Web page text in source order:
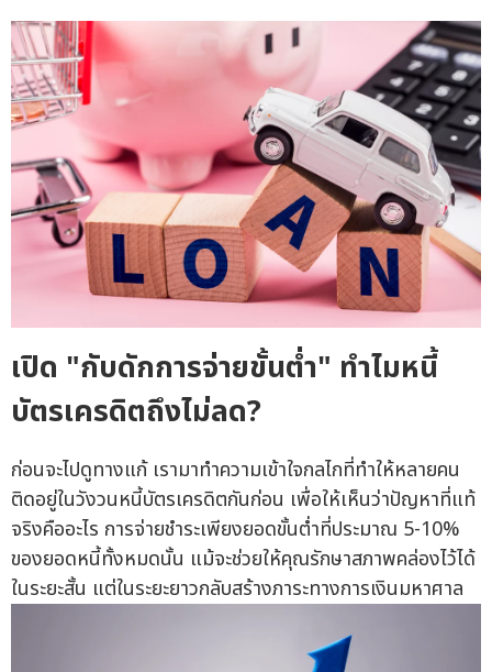
เปิด "กับดักการจ่ายขั้นต่ำ" ทำไมหนี้
บัตรเครดิตถึงไม่ลด?
ก่อนจะไปดูทางแก้ เรามาทำความเข้าใจกลไกที่ทำให้หลายคน
ติดอยู่ในวังวนหนี้บัตรเครดิตกันก่อน เพื่อให้เห็นว่าปัญหาที่แท้
จริงคืออะไร การจ่ายชำระเพียงยอดขั้นต่ำที่ประมาณ 5-10%
ของยอดหนี้ทั้งหมดนั้น แม้จะช่วยให้คุณรักษาสภาพคล่องไว้ได้
ในระยะสั้น แต่ในระยะยาวกลับสร้างภาระทางการเงินมหาศาล